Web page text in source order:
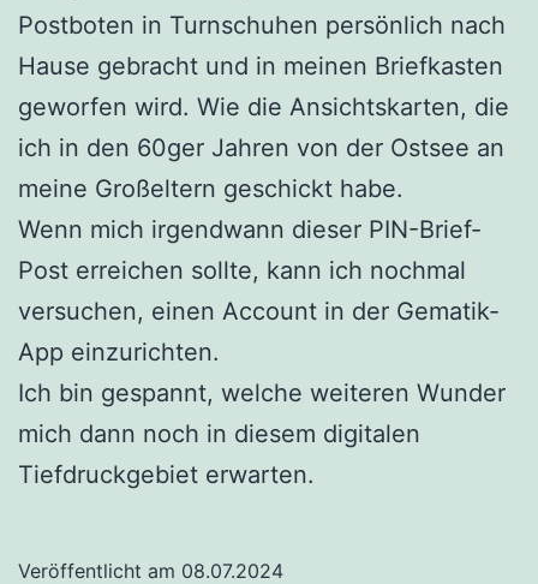
Postboten in Turnschuhen persönlich nach
Hause gebracht und in meinen Briefkasten
geworfen wird. Wie die Ansichtskarten, die
ich in den 60ger Jahren von der Ostsee an
meine Großeltern geschickt habe.
Wenn mich irgendwann dieser PIN-Brief-
Post erreichen sollte, kann ich nochmal
versuchen, einen Account in der Gematik-
App einzurichten.
Ich bin gespannt, welche weiteren Wunder
mich dann noch in diesem digitalen
Tiefdruckgebiet erwarten.
Veröffentlicht am 08.07.2024